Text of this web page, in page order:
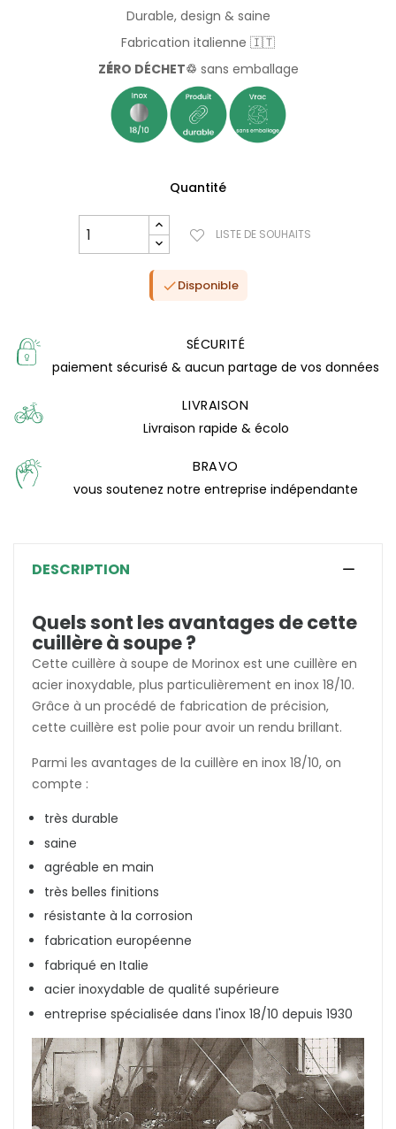
Durable, design & saine
Fabrication italienne 🇮🇹
ZÉRO DÉCHET♲ sans emballage
Quantité
LISTE DE SOUHAITS
Disponible
SÉCURITÉ
paiement sécurisé & aucun partage de vos données
LIVRAISON
Livraison rapide & écolo
BRAVO
vous soutenez notre entreprise indépendante
DESCRIPTION
Quels sont les avantages de cette
cuillère à soupe ?
Cette cuillère à soupe de Morinox est une cuillère en
acier inoxydable, plus particulièrement en inox 18/10.
Grâce à un procédé de fabrication de précision,
cette cuillère est polie pour avoir un rendu brillant.
Parmi les avantages de la cuillère en inox 18/10, on
compte :
très durable
saine
agréable en main
très belles finitions
résistante à la corrosion
fabrication européenne
fabriqué en Italie
acier inoxydable de qualité supérieure
entreprise spécialisée dans l'inox 18/10 depuis 1930